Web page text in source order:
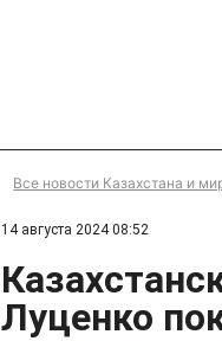
Все новости Казахстана и
14 августа 2024 08:52
Луценко